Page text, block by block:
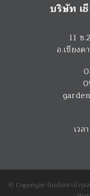
บริษัท เ
11 ซ
อ.เชียงด
เว
© Copyright รับผลิตยาบำรุ